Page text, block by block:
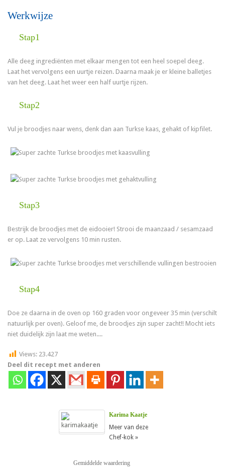
Werkwijze
Stap1
Alle deeg ingrediënten met elkaar mengen tot een heel soepel deeg.
Laat het vervolgens een uurtje reizen. Daarna maak je er kleine balletjes
van het deeg. Laat het weer een half uurtje rijzen.
Stap2
Vul je broodjes naar wens, denk dan aan Turkse kaas, gehakt of kipfilet.
Stap3
Bestrijk de broodjes met de eidooier! Strooi de maanzaad / sesamzaad
er op. Laat ze vervolgens 10 min rusten.
Stap4
Doe ze daarna in de oven op 160 graden voor ongeveer 35 min (verschilt
natuurlijk per oven). Geloof me, de broodjes zijn super zacht!! Mocht iets
niet duidelijk zijn laat me weten....
Views: 23.427
Deel dit recept met anderen
Karima Kaatje
Meer van deze
Chef-kok »
Gemiddelde waardering